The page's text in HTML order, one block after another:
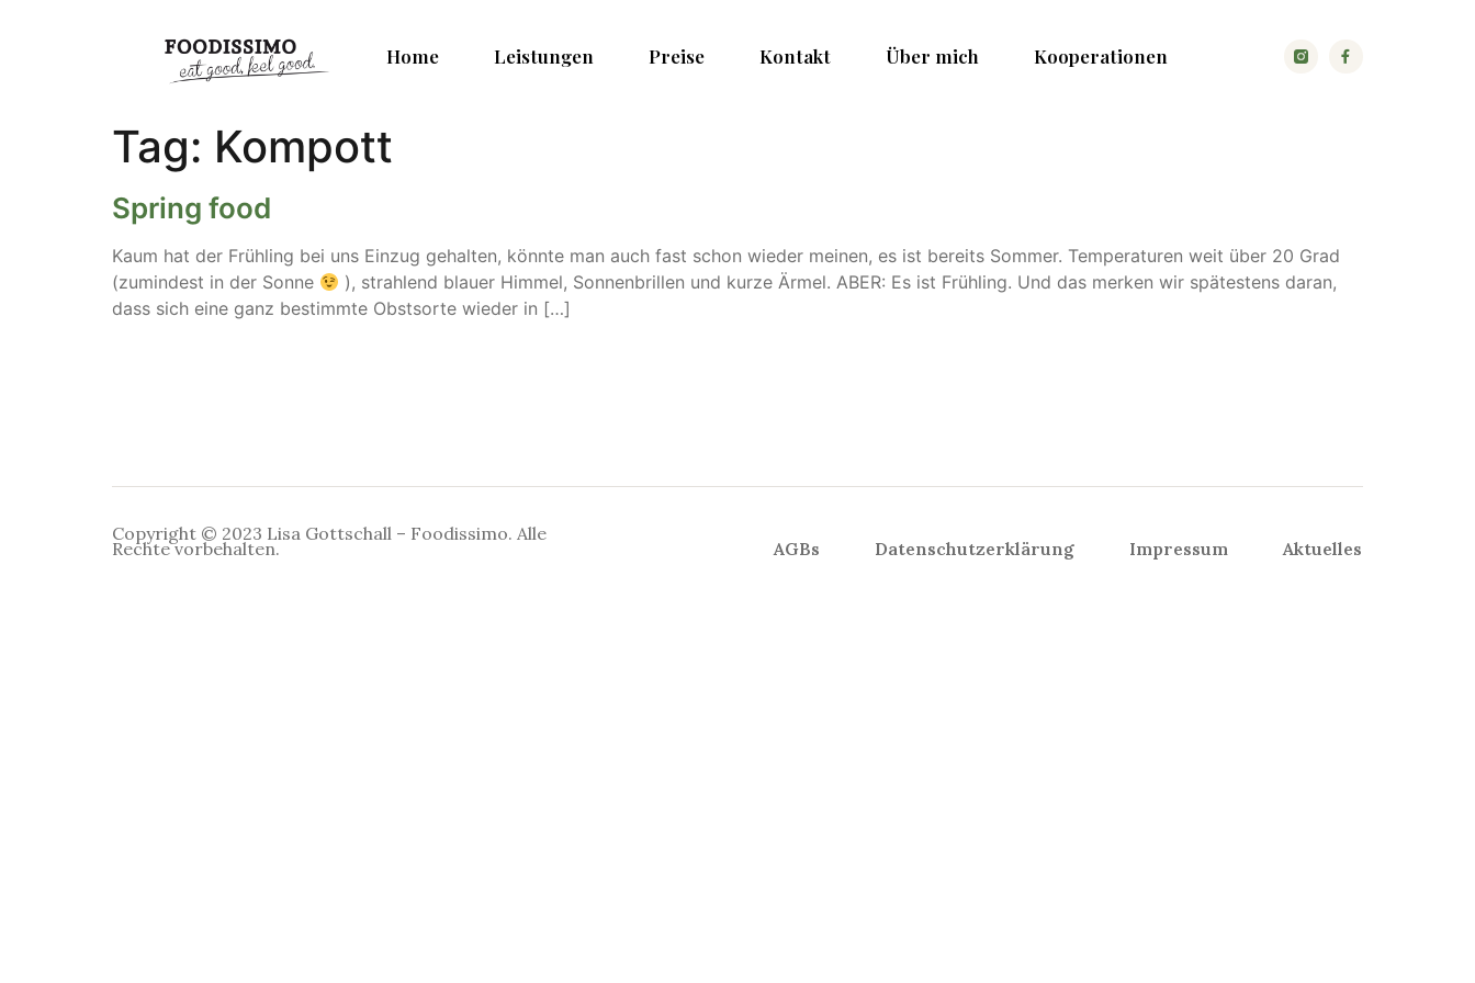
Home Leistungen Preise Kontakt Über mich Kooperationen
Tag: Kompott
Spring food
Kaum hat der Frühling bei uns Einzug gehalten, könnte man auch fast schon wieder meinen, es ist bereits Sommer. Temperaturen weit über 20 Grad
(zumindest in der Sonne
), strahlend blauer Himmel, Sonnenbrillen und kurze Ärmel. ABER: Es ist Frühling. Und das merken wir spätestens daran,
dass sich eine ganz bestimmte Obstsorte wieder in […]
Copyright © 2023 Lisa Gottschall – Foodissimo. Alle
Rechte vorbehalten. AGBs Datenschutzerklärung Impressum Aktuelles